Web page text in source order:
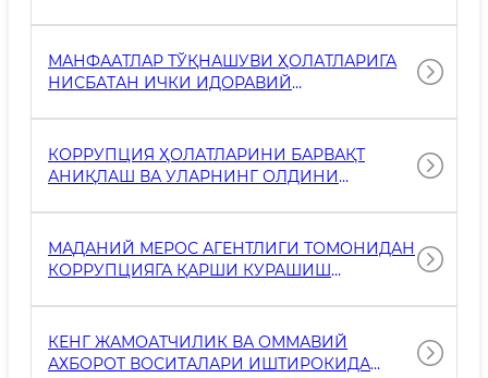
КАДРЛАР ТЎҒРИСИДА МАЪЛУМОТЛАР
МАНФААТЛАР ТЎҚНАШУВИ ҲОЛАТЛАРИГА
НИСБАТАН ИЧКИ ИДОРАВИЙ
КОРРУПЦИЯ ҲОЛАТЛАРИНИ БАРВАҚТ
АНИҚЛАШ ВА УЛАРНИНГ ОЛДИНИ
ФОЙДАЛАНИШ ҲОЛАТИ
МАДАНИЙ МEРОС АГEНТЛИГИ ТОМОНИДАН
КОРРУПЦИЯГА ҚАРШИ КУРАШИШ
КЕНГ ЖАМОАТЧИЛИК ВА ОММАВИЙ
АХБОРОТ ВОСИТАЛАРИ ИШТИРОКИДА